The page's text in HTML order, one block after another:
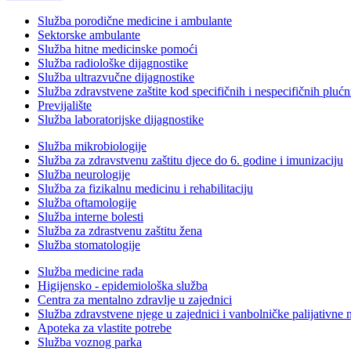
Služba porodične medicine i ambulante
Sektorske ambulante
Služba hitne medicinske pomoći
Služba radiološke dijagnostike
Služba ultrazvučne dijagnostike
Služba zdravstvene zaštite kod specifičnih i nespecifičnih
Previjalište
Služba laboratorijske dijagnostike
Služba mikrobiologije
Služba za zdravstvenu zaštitu djece do 6. godine i imunizaciju
Služba neurologije
Služba za fizikalnu medicinu i rehabilitaciju
Služba oftamologije
Služba interne bolesti
Služba za zdrastvenu zaštitu žena
Služba stomatologije
Služba medicine rada
Higijensko - epidemiološka služba
Centra za mentalno zdravlje u zajednici
Služba zdravstvene njege u zajednici i vanbolničke palijativne
Apoteka za vlastite potrebe
Služba voznog parka